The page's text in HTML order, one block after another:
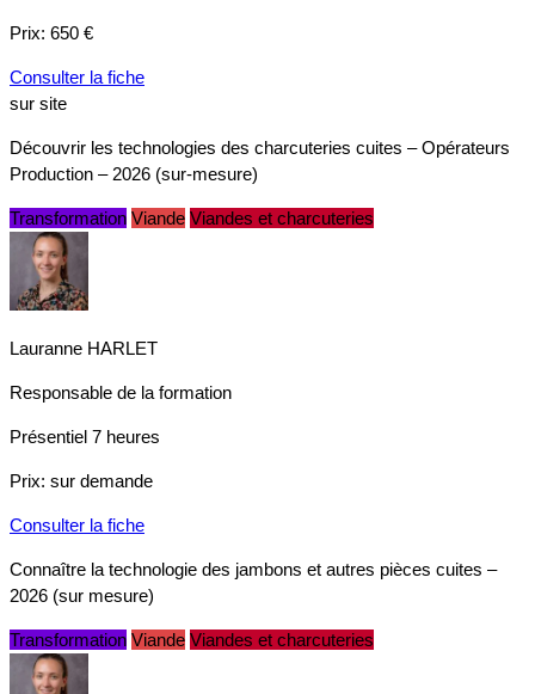
Prix: 650 €
Consulter la fiche
sur site
Découvrir les technologies des charcuteries cuites – Opérateurs
Production – 2026 (sur-mesure)
Transformation Viande Viandes et charcuteries
Lauranne HARLET
Responsable de la formation
Présentiel 7 heures
Prix: sur demande
Consulter la fiche
Connaître la technologie des jambons et autres pièces cuites –
2026 (sur mesure)
Transformation Viande Viandes et charcuteries